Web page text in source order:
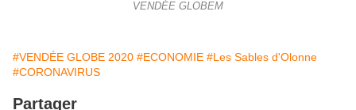
VENDÉE GLOBEM
#VENDÉE GLOBE 2020 #ECONOMIE #Les Sables d'Olonne
#CORONAVIRUS
Partager